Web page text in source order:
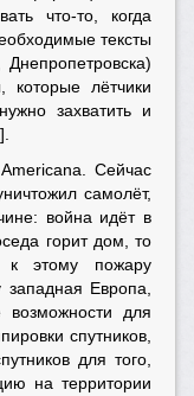
что-то, когда
тексты
которые лётчики
захватить и
Сейчас
самолёт,
война идёт в
горит дом, то
этому пожару
Европа,
для
спутников,
для того,
на территории